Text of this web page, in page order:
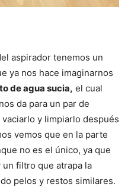
aspirador tenemos un
ya nos hace imaginarnos
de agua sucia, el cual
nos da para un par de
y limpiarlo después
vemos que en la parte
no es el único, ya que
filtro que atrapa la
pelos y restos similares.